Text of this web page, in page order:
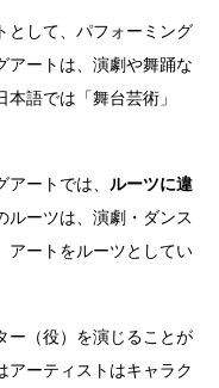
として、パフォーミング
アートは、演劇や舞踊な
語では「舞台芸術」
ートでは、 ルーツに違
ルーツは、演劇・ダンス
アートをルーツとしてい
ー（役）を演じることが
アーティストはキャラク